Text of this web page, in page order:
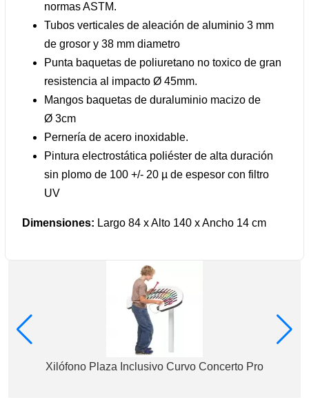
normas ASTM.
Tubos verticales de aleación de aluminio 3 mm
de grosor y 38 mm diametro
Punta baquetas de poliuretano no toxico de gran
resistencia al impacto Ø 45mm.
Mangos baquetas de duraluminio macizo de
Ø 3cm
Pernería de acero inoxidable.
Pintura electrostática poliéster de alta duración
sin plomo de 100 +/- 20 µ de espesor con filtro
UV
Dimensiones: Largo 84 x Alto 140 x Ancho 14 cm
Xilófono Plaza Inclusivo Curvo Concerto Pro